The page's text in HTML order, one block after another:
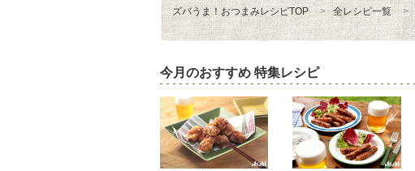
ズバうま！おつまみレシピTOP
全レシピ一覧
今月のおすすめ 特集レシピ